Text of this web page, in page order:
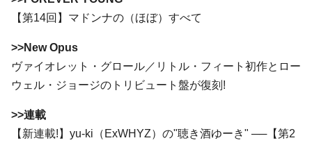
【第14回】マドンナの（ほぼ）すべて
>>New Opus
ヴァイオレット・グロール／リトル・フィート初作とロー
ウェル・ジョージのトリビュート盤が復刻!
>>連載
【新連載!】yu-ki（ExWHYZ）の"聴き酒ゆーき" ──【第2